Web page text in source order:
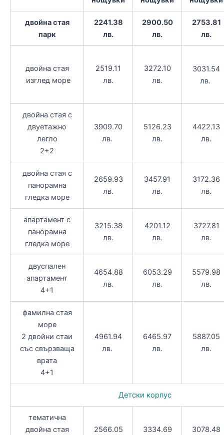
двойна стая
парк
2241.38
лв.
2900.50
лв.
2753.81
лв.
двойна стая
изглед море
2519.11
лв.
3272.10
лв.
3031.54
лв.
двойна стая с
двуетажно
легло
2+2
3909.70
лв.
5126.23
лв.
4422.13
лв.
двойна стая с
панорамна
гледка море
2659.93
лв.
3457.91
лв.
3172.36
лв.
апартамент с
панорамна
гледка море
3215.38
лв.
4201.12
лв.
3727.81
лв.
двуспален
апартамент
4+1
4654.88
лв.
6053.29
лв.
5579.98
лв.
фамилна стая
море
2 двойни стаи
със свързваща
врата
4+1
4961.94
лв.
6465.97
лв.
5887.05
лв.
Детски корпус
тематична
двойна стая
2566.05
3334.69
3078.48